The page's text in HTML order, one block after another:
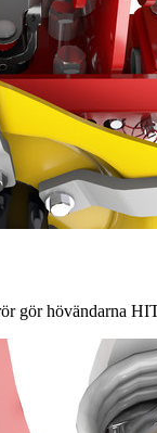
gör hövändarna